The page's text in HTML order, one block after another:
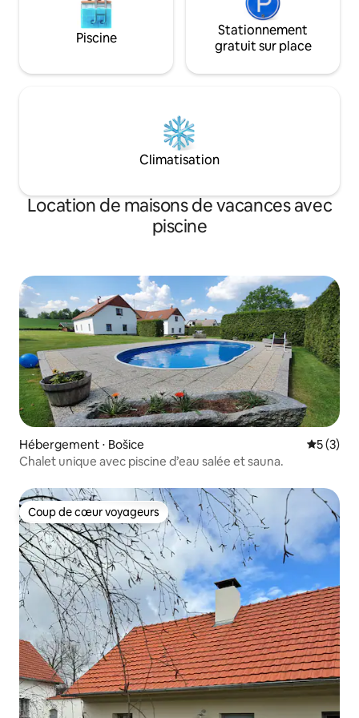
Piscine
Stationnement
gratuit sur place
Climatisation
Location de maisons de vacances avec
piscine
Hébergement ⋅ Bošice
5 (3)
Chalet unique avec piscine d’eau salée et sauna.
Coup de cœur voyageurs
Coup de cœur voyageurs